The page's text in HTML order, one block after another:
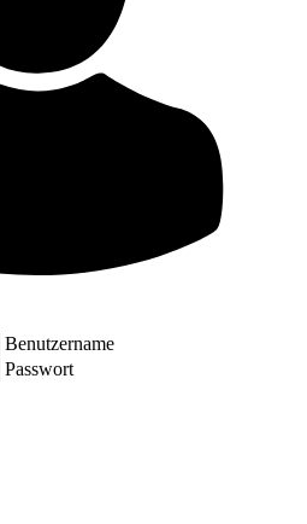
Benutzername
Passwort